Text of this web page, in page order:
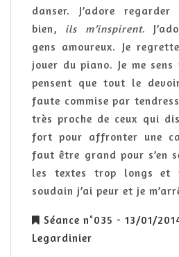
danser. J’adore
bien,
ils m’inspirent.
gens amoureux. Je
jouer du piano. Je me
pensent que tout le
faute commise par
très proche de ceux qui
fort pour affronter une
faut être grand pour s’en
les textes trop longs et
soudain j’ai peur et je
Séance n°035 - 13/01/
Legardinier